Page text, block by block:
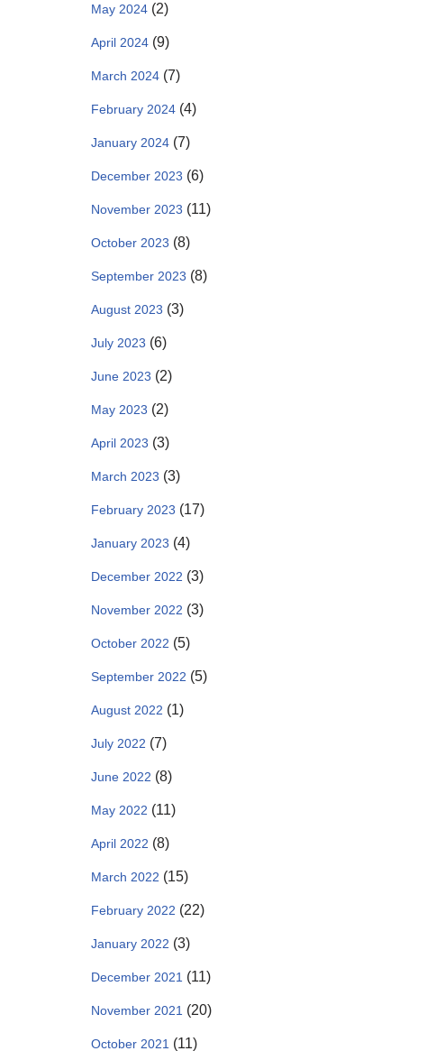
May 2024 (2)
April 2024 (9)
March 2024 (7)
February 2024 (4)
January 2024 (7)
December 2023 (6)
November 2023 (11)
October 2023 (8)
September 2023 (8)
August 2023 (3)
July 2023 (6)
June 2023 (2)
May 2023 (2)
April 2023 (3)
March 2023 (3)
February 2023 (17)
January 2023 (4)
December 2022 (3)
November 2022 (3)
October 2022 (5)
September 2022 (5)
August 2022 (1)
July 2022 (7)
June 2022 (8)
May 2022 (11)
April 2022 (8)
March 2022 (15)
February 2022 (22)
January 2022 (3)
December 2021 (11)
November 2021 (20)
October 2021 (11)